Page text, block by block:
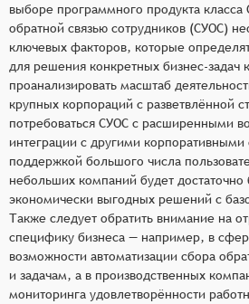
выборе программного продукта
обратной связью сотрудников (СУОС)
ключевых факторов, которые
для решения конкретных бизнес-задач
проанализировать масштаб
крупных корпораций с разветвлённой
потребоваться СУОС с расширенными
интеграции с другими
поддержкой большого числа
небольших компаний будет достаточно
экономически выгодных решений с
Также следует обратить внимание на
специфику бизнеса — например, в
возможности автоматизации сбора
и задачам, а в производственных
мониторинга удовлетворённости